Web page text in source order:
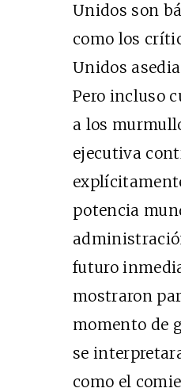
Unidos son
como los
Unidos
Pero incluso
a los
ejecutiva
potencia
futuro
mostraron
momento de
se
como el